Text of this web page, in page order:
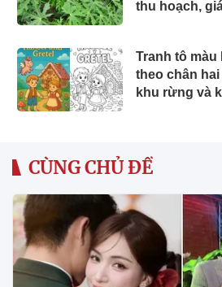
thu hoạch,
Tranh tô màu
theo chân
khu rừng và
CÙNG CHỦ ĐỀ